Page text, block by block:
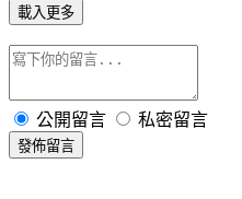
載入更多
公開留言 私密留言
發佈留言